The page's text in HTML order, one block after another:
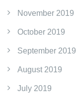
November 2019
October 2019
September 2019
August 2019
July 2019